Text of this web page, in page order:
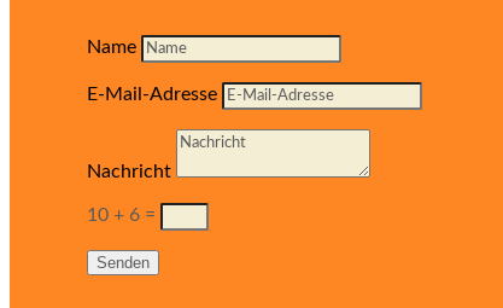
Name
E-Mail-Adresse
Nachricht
10 + 6 =
Senden